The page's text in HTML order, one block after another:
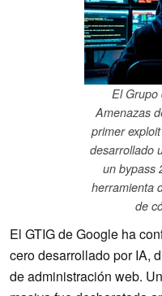
El Grupo
Amenazas
primer
desarrollado
un bypass
herramienta
de
El GTIG de Google ha
cero desarrollado por IA,
de administración web.